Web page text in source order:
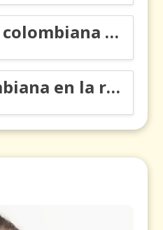
Tatiana Toro: colombiana que cambió la historia de las matemáticas
Ciencia colombiana en la revolución de los órganos en chips